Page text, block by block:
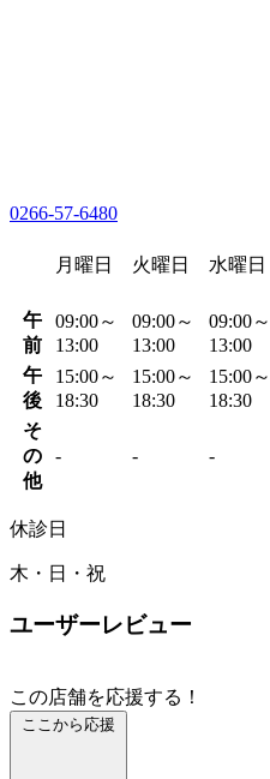
0266-57-6480
月曜日 火曜日 水曜日
午
前
09:00～
13:00
09:00～
13:00
09:00～
13:00
午
後
15:00～
18:30
15:00～
18:30
15:00～
18:30
そ
の
他
- - -
休診日
木・日・祝
ユーザーレビュー
この店舗を応援する！
ここから応援